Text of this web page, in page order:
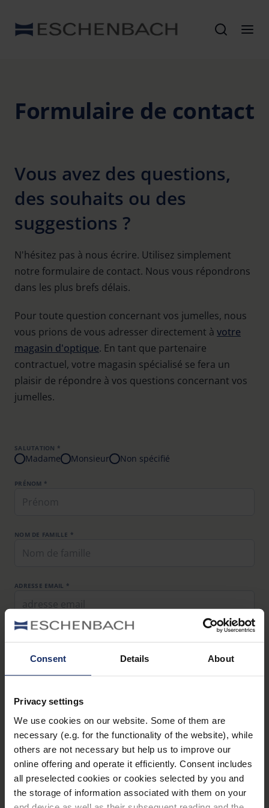
Consent Details About
Privacy settings
We use cookies on our website. Some of them are
necessary (e.g. for the functionality of the website), while
others are not necessary but help us to improve our
online offering and operate it efficiently. Consent includes
all preselected cookies or cookies selected by you and
the storage of information associated with them on your
Formulaire de contact
Vous avez des questions,
des souhaits ou des
suggestions ?
N'hésitez pas à nous écrire. Utilisez simplement
notre formulaire de contact. Nous vous répondrons
dans les plus brefs délais.
Pour toute question concernant vos jumelles, nous
vous prions de vous adresser directement à votre
magasin d'optique. En tant que partenaire
contractuel, votre magasin spécialisé se fera un
plaisir de répondre à vos questions concernant vos
jumelles.
SALUTATION *
Madame Monsieur Non spécifié
PRÉNOM *
NOM DE FAMILLE *
ADRESSE EMAIL *
CONCERNANT *
VOTRE MESSAGE POUR NOUS *